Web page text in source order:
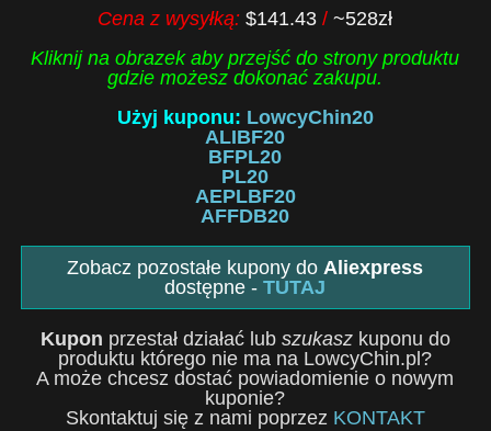
Cena z wysyłką:$141.43/~528zł
Kliknij na obrazek aby przejść do strony produktu
gdzie możesz dokonać zakupu.
Użyj kuponu: LowcyChin20
ALIBF20
BFPL20
PL20
AEPLBF20
AFFDB20
Zobacz pozostałe kupony doAliexpress
dostępne -TUTAJ
Kupon przestał działać lub szukaszkuponu do
produktu którego nie ma na LowcyChin.pl?
A może chcesz dostać powiadomienie o nowym
kuponie?
Skontaktuj się z nami poprzez KONTAKT